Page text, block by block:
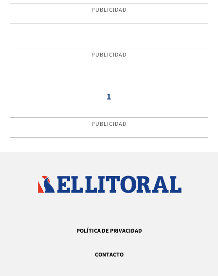
PUBLICIDAD
PUBLICIDAD
1
PUBLICIDAD
POLÍTICA DE PRIVACIDAD
CONTACTO